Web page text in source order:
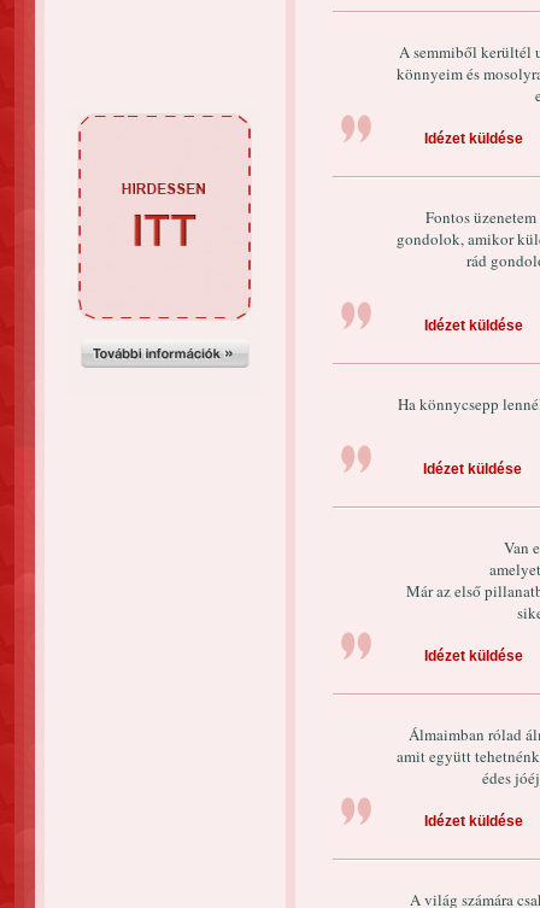
A semmiből kerültél
könnyeim és
Idézet küldése
Fontos
gondolok, amikor
rád
Idézet küldése
Ha könnycsepp
Idézet küldése
Van
Már az első
Idézet küldése
Álmaimban rólad
amit együtt
édes
Idézet küldése
A világ számára